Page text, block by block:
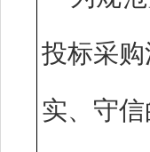
投标采
实、守